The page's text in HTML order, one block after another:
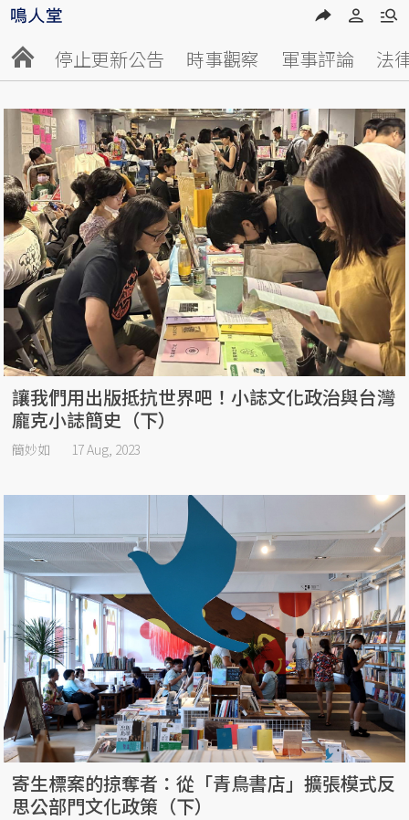
停止更新公告 時事觀察 軍事評論 法
讓我們用出版抵抗世界吧！小誌文化政治與台灣
龐克小誌簡史（下）
簡妙如 17 Aug, 2023
寄生標案的掠奪者：從「青鳥書店」擴張模式反
思公部門文化政策（下）